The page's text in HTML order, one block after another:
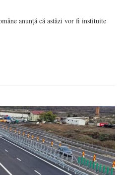
anunță că astăzi vor fi instituite